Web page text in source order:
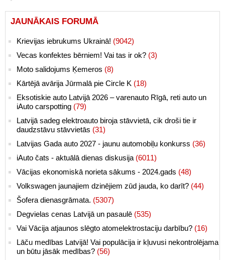
JAUNĀKAIS FORUMĀ
Krievijas iebrukums Ukrainā! (9042)
Vecas konfektes bērniem! Vai tas ir ok? (3)
Moto salidojums Ķemeros (8)
Kārtējā avārija Jūrmalā pie Circle K (18)
Eksotiskie auto Latvijā 2026 – varenauto Rīgā, reti auto un
iAuto carspotting (79)
Latvijā sadeg elektroauto biroja stāvvietā, cik droši tie ir
daudzstāvu stāvvietās (31)
Latvijas Gada auto 2027 - jaunu automobiļu konkurss (36)
iAuto čats - aktuālā dienas diskusija (6011)
Vācijas ekonomiskā norieta sākums - 2024.gads (48)
Volkswagen jaunajiem dzinējiem zūd jauda, ko darīt? (44)
Šofera dienasgrāmata. (5307)
Degvielas cenas Latvijā un pasaulē (535)
Vai Vācija atjaunos slēgto atomelektrostaciju darbību? (16)
Lāču medības Latvijā! Vai populācija ir kļuvusi nekontrolējama
un būtu jāsāk medības? (56)